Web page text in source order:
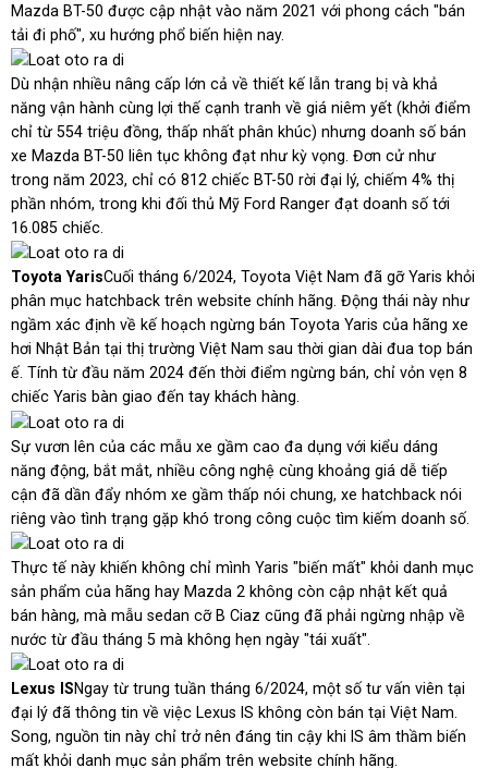
Mazda BT-50 được cập nhật vào năm 2021 với phong cách "bán
tải đi phố", xu hướng phổ biến hiện nay.
Dù nhận nhiều nâng cấp lớn cả về thiết kế lẫn trang bị và khả
năng vận hành cùng lợi thế cạnh tranh về giá niêm yết (khởi điểm
chỉ từ 554 triệu đồng, thấp nhất phân khúc) nhưng doanh số bán
xe Mazda BT-50 liên tục không đạt như kỳ vọng. Đơn cử như
trong năm 2023, chỉ có 812 chiếc BT-50 rời đại lý, chiếm 4% thị
phần nhóm, trong khi đối thủ Mỹ Ford Ranger đạt doanh số tới
16.085 chiếc.
Toyota YarisCuối tháng 6/2024, Toyota Việt Nam đã gỡ Yaris khỏi
phân mục hatchback trên website chính hãng. Động thái này như
ngầm xác định về kế hoạch ngừng bán Toyota Yaris của hãng xe
hơi Nhật Bản tại thị trường Việt Nam sau thời gian dài đua top bán
ế. Tính từ đầu năm 2024 đến thời điểm ngừng bán, chỉ vỏn vẹn 8
chiếc Yaris bàn giao đến tay khách hàng.
Sự vươn lên của các mẫu xe gầm cao đa dụng với kiểu dáng
năng động, bắt mắt, nhiều công nghệ cùng khoảng giá dễ tiếp
cận đã dần đẩy nhóm xe gầm thấp nói chung, xe hatchback nói
riêng vào tình trạng gặp khó trong công cuộc tìm kiếm doanh số.
Thực tế này khiến không chỉ mình Yaris "biến mất" khỏi danh mục
sản phẩm của hãng hay Mazda 2 không còn cập nhật kết quả
bán hàng, mà mẫu sedan cỡ B Ciaz cũng đã phải ngừng nhập về
nước từ đầu tháng 5 mà không hẹn ngày "tái xuất".
Lexus ISNgay từ trung tuần tháng 6/2024, một số tư vấn viên tại
đại lý đã thông tin về việc Lexus IS không còn bán tại Việt Nam.
Song, nguồn tin này chỉ trở nên đáng tin cậy khi IS âm thầm biến
mất khỏi danh mục sản phẩm trên website chính hãng.